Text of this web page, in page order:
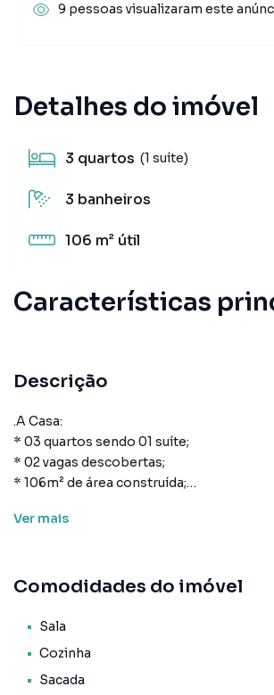
Detalhes do imóvel
3 quartos (1 suíte)
3 banheiros
106 m² útil
Características
Descrição
.A Casa:
* 03 quartos sendo 01 suíte;
* 02 vagas descobertas;
* 106m² de área construída;
* Área de serviço;
* Jardim nos fundos.
- 550m do mar em linha reta
> Valor total: R$ 925.000,00
Ver mais
Comodidades do imóvel
Sala
Cozinha
Sacada
9 pessoas visualizaram este